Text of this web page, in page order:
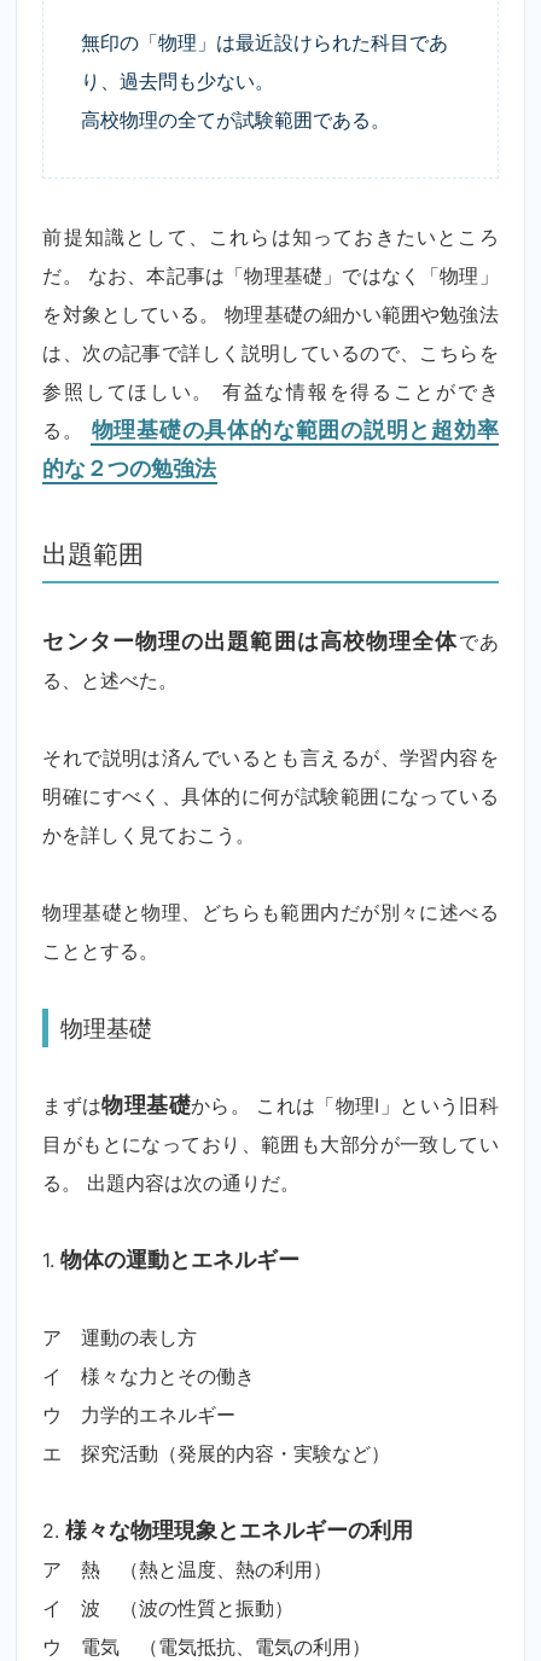
無印の「物理」は最近設けられた科目であ
り、過去問も少ない。
高校物理の全てが試験範囲である。
前提知識として、これらは知っておきたいところ
だ。 なお、本記事は「物理基礎」ではなく「物理」
を対象としている。 物理基礎の細かい範囲や勉強法
は、次の記事で詳しく説明しているので、こちらを
参照してほしい。 有益な情報を得ることができ
る。 物理基礎の具体的な範囲の説明と超効率
的な２つの勉強法
出題範囲
センター物理の出題範囲は高校物理全体であ
る、と述べた。
それで説明は済んでいるとも言えるが、学習内容を
明確にすべく、具体的に何が試験範囲になっている
かを詳しく見ておこう。
物理基礎と物理、どちらも範囲内だが別々に述べる
こととする。
物理基礎
まずは物理基礎から。 これは「物理I」という旧科
目がもとになっており、範囲も大部分が一致してい
る。 出題内容は次の通りだ。
1.物体の運動とエネルギー
ア 運動の表し方
イ 様々な力とその働き
ウ 力学的エネルギー
エ 探究活動（発展的内容・実験など）
2.様々な物理現象とエネルギーの利用
ア 熱 （熱と温度、熱の利用）
イ 波 （波の性質と振動）
ウ 電気 （電気抵抗、電気の利用）